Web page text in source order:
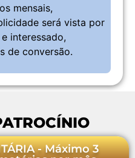
mensais,
será vista por
interessado,
de conversão.
- Máximo 3